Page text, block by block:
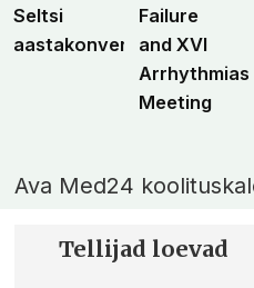
Seltsi
aastakonverents
Failure
and XVI
Arrhythmias
Meeting
Ava Med24
Tellijad loevad